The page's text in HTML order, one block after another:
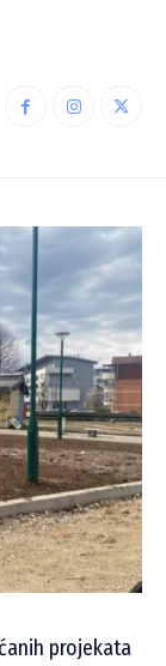
projekata